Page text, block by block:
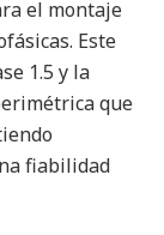
el montaje
Este
1.5 y la
que
fiabilidad